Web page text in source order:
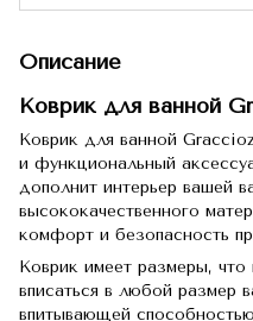
Описание
Коврик для ванной
Коврик для ванной
и функциональный
дополнит интерьер вашей
высококачественного
комфорт и безопасность
Коврик имеет размеры, что
вписаться в любой размер
впитывающей